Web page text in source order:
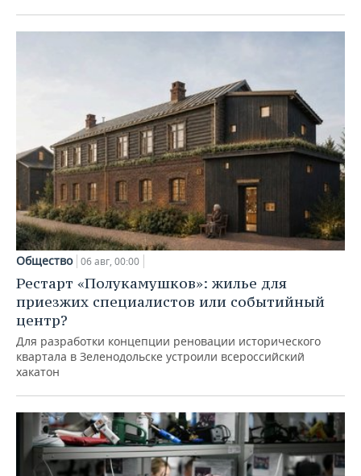
Общество 06 авг, 00:00
Рестарт «Полукамушков»: жилье для
приезжих специалистов или событийный
центр?
Для разработки концепции реновации исторического
квартала в Зеленодольске устроили всероссийский
хакатон